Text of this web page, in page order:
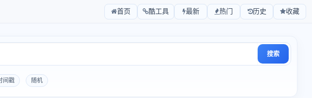
首页 酷工具 最新 热门 历史 收藏
搜索
间戳 随机